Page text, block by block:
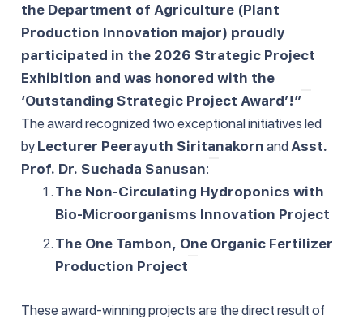
the Department of Agriculture (Plant
Production Innovation major) proudly
participated in the 2026 Strategic Project
Exhibition and was honored with the
‘Outstanding Strategic Project Award’!”
The award recognized two exceptional initiatives led
by Lecturer Peerayuth Siritanakorn and Asst.
Prof. Dr. Suchada Sanusan:
The Non-Circulating Hydroponics with
Bio-Microorganisms Innovation Project
The One Tambon, One Organic Fertilizer
Production Project
These award-winning projects are the direct result of